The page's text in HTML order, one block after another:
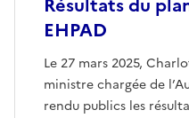
Résultats du
EHPAD
Le 27 mars 2025,
ministre chargée de
rendu publics les